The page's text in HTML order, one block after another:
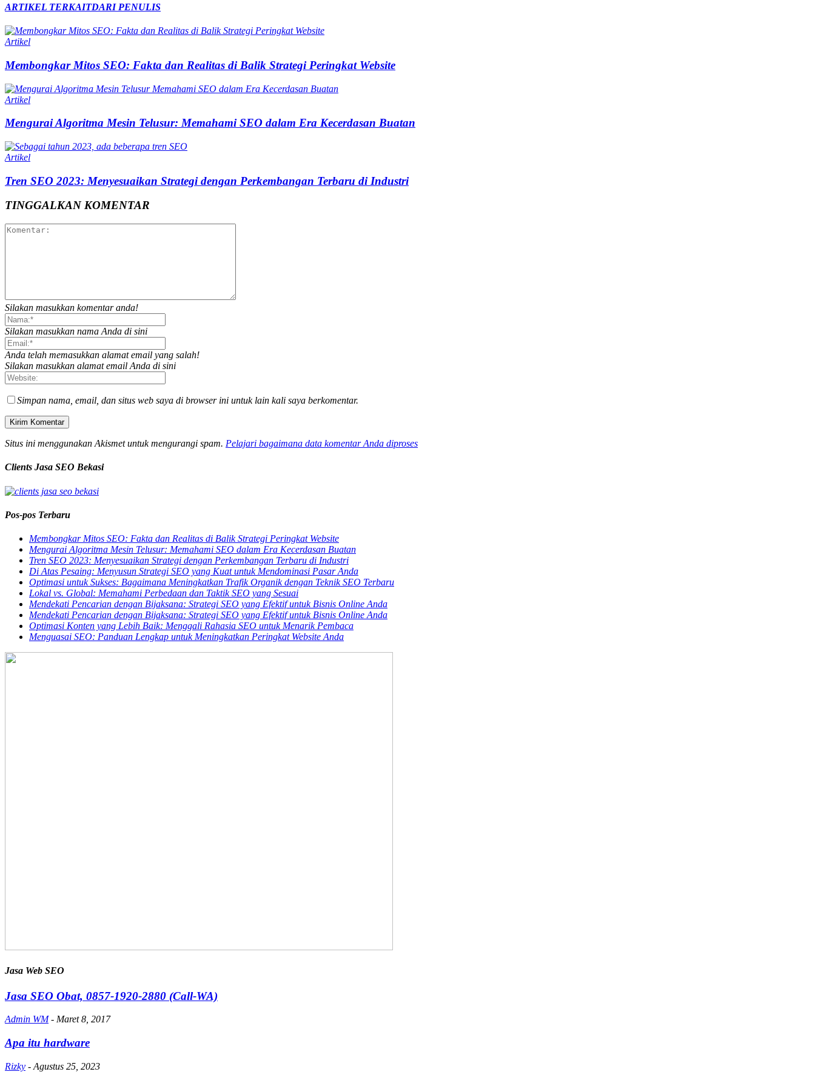
ARTIKEL TERKAITDARI PENULIS
Artikel
Membongkar Mitos SEO: Fakta dan Realitas di Balik Strategi Peringkat Website
Artikel
Mengurai Algoritma Mesin Telusur: Memahami SEO dalam Era Kecerdasan Buatan
Artikel
Tren SEO 2023: Menyesuaikan Strategi dengan Perkembangan Terbaru di Industri
TINGGALKAN KOMENTAR
Silakan masukkan komentar anda!
Silakan masukkan nama Anda di sini
Anda telah memasukkan alamat email yang salah!
Silakan masukkan alamat email Anda di sini
Simpan nama, email, dan situs web saya di browser ini untuk lain kali saya berkomentar.
Situs ini menggunakan Akismet untuk mengurangi spam. Pelajari bagaimana data komentar Anda diproses
Clients Jasa SEO Bekasi
Pos-pos Terbaru
Membongkar Mitos SEO: Fakta dan Realitas di Balik Strategi Peringkat Website
Mengurai Algoritma Mesin Telusur: Memahami SEO dalam Era Kecerdasan Buatan
Tren SEO 2023: Menyesuaikan Strategi dengan Perkembangan Terbaru di Industri
Di Atas Pesaing: Menyusun Strategi SEO yang Kuat untuk Mendominasi Pasar Anda
Optimasi untuk Sukses: Bagaimana Meningkatkan Trafik Organik dengan Teknik SEO Terbaru
Lokal vs. Global: Memahami Perbedaan dan Taktik SEO yang Sesuai
Mendekati Pencarian dengan Bijaksana: Strategi SEO yang Efektif untuk Bisnis Online Anda
Mendekati Pencarian dengan Bijaksana: Strategi SEO yang Efektif untuk Bisnis Online Anda
Optimasi Konten yang Lebih Baik: Menggali Rahasia SEO untuk Menarik Pembaca
Menguasai SEO: Panduan Lengkap untuk Meningkatkan Peringkat Website Anda
Jasa Web SEO
Jasa SEO Obat, 0857-1920-2880 (Call-WA)
Admin WM - Maret 8, 2017
Apa itu hardware
Rizky - Agustus 25, 2023